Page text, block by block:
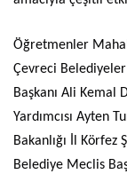
Öğretmenler
Çevreci
Başkanı Ali Kemal
Yardımcısı Ayten
Bakanlığı İl Körfez
Belediye Meclis